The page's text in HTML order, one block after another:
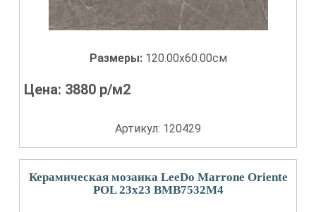
Размеры: 120.00x60.00см
Цена: 3880 р/м2
Артикул: 120429
Керамическая мозаика LeeDo Marrone Oriente
POL 23x23 BMB7532M4